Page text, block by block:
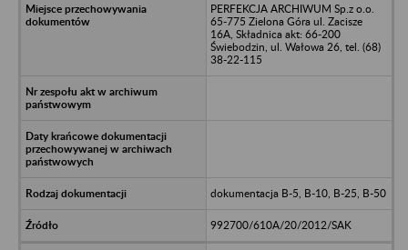
PERFEKCJA ARCHIWUM Sp.z o.o.
65-775 Zielona Góra ul. Zacisze
16A, Składnica akt: 66-200
Świebodzin, ul. Wałowa 26, tel. (68)
38-22-115
dokumentacja B-5, B-10, B-25, B-50
992700/610A/20/2012/SAK